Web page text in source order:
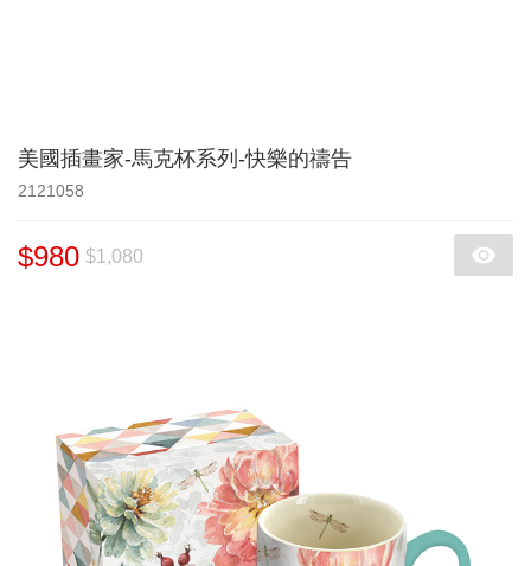
美國插畫家-馬克杯系列-快樂的禱告
2121058
$980 $1,080